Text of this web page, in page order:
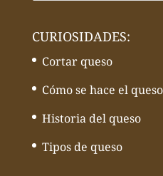
CURIOSIDADES:
Cortar queso
Cómo se hace el queso
Historia del queso
Tipos de queso